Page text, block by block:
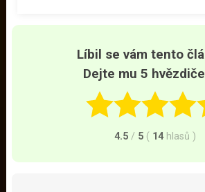
Líbil se vám tento
Dejte mu 5
4.5 / 5 ( 14 hlasů )